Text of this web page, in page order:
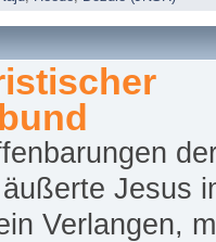
Jesus
Verlangen,